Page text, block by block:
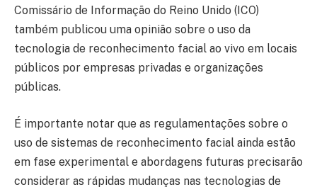
Comissário de Informação do Reino Unido (ICO)
também publicou uma opinião sobre o uso da
tecnologia de reconhecimento facial ao vivo em locais
públicos por empresas privadas e organizações
públicas.
É importante notar que as regulamentações sobre o
uso de sistemas de reconhecimento facial ainda estão
em fase experimental e abordagens futuras precisarão
considerar as rápidas mudanças nas tecnologias de